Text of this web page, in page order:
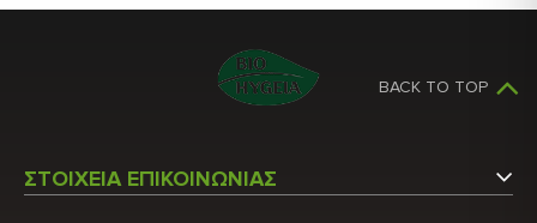
BACK TO TOP
ΣΤΟΙΧΕΙΑ ΕΠΙΚΟΙΝΩΝΙΑΣ